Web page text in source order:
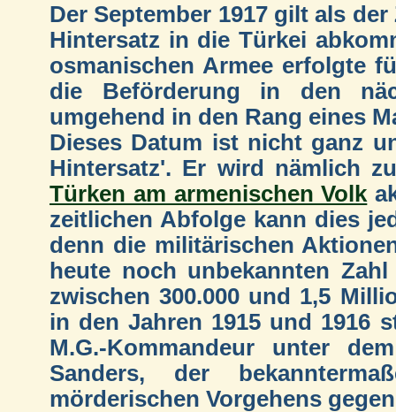
Der September 1917 gilt als
Hintersatz in die Türkei
osmanischen Armee erfolgte
die Beförderung in den
umgehend in den Rang eines
Dieses Datum ist nicht ganz
Hintersatz'. Er wird nämlich
Türken am armenischen Volk
zeitlichen Abfolge kann dies
denn die militärischen
heute noch unbekannten
zwischen 300.000 und 1,5
in den Jahren 1915 und 1916
M.G.-Kommandeur unter
Sanders, der
mörderischen Vorgehens